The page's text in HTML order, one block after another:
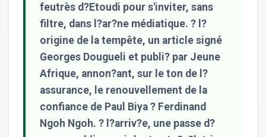
feutrès d?Etoudi pour s'inviter, sans
filtre, dans l?ar?ne médiatique. ? l?
origine de la tempête, un article signé
Georges Dougueli et publi? par Jeune
Afrique, annon?ant, sur le ton de l?
assurance, le renouvellement de la
confiance de Paul Biya ? Ferdinand
Ngoh Ngoh. ? l?arriv?e, une passe d?